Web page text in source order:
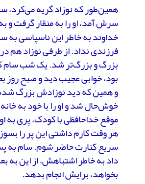
همین‌طور که نوزاد گریه می‌کرد،
سرش آمد، او را به منقار گرفت و
خداوند به خاطر این ناسپاسی به
فرزندی نداد. از طرفی نوزاد هم
بزرگ و بزرگ‌تر شد. یک شب سام
بود، خوابی عجیب دید و صبح روز
و همین که دید نوزادش بزرگ
خوش‌حال شد و او را با خود به
موقع خداحافظی با کودک، پری به
هر وقت کارم داشتی این پر را
سریع کنارت حاضر شوم. سام به
داد به خاطر اشتباهش، از این به
بخواهد، برایش انجام بدهد.